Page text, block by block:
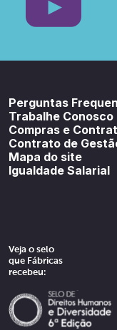
Perguntas
Trabalhe Conosco
Compras e
Contrato de
Mapa do site
Igualdade Salarial
Veja o selo
que Fábricas
recebeu: